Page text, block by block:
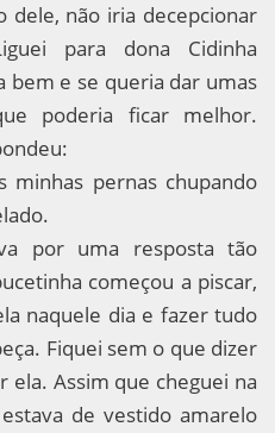
dele, não iria decepcionar
para dona Cidinha
bem e se queria dar umas
poderia ficar melhor.
pernas chupando
por uma resposta tão
começou a piscar,
naquele dia e fazer tudo
Fiquei sem o que dizer
ela. Assim que cheguei na
de vestido amarelo